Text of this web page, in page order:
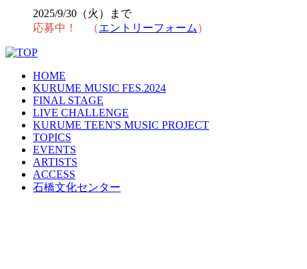
2025/9/30（火）まで
応募中！ （エントリーフォーム ）
HOME
KURUME MUSIC FES.2024
FINAL STAGE
LIVE CHALLENGE
KURUME TEEN'S MUSIC PROJECT
TOPICS
EVENTS
ARTISTS
ACCESS
石橋文化センター